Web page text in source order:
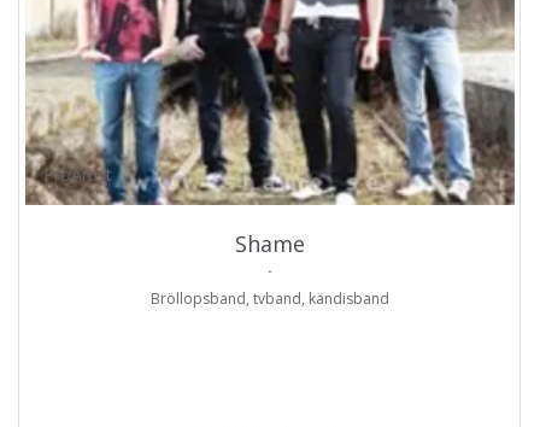
ProArtist
Shame
.
Bröllopsband, tvband, kändisband